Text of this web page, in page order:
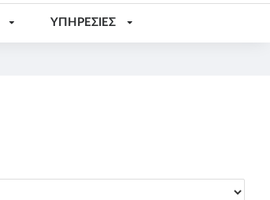
ΥΠΗΡΕΣΙΕΣ